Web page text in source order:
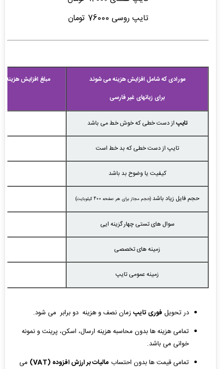
تایپ روسی 76000 تومان
مورادی که شامل افزایش هزینه می شوند
برای زبانهای غیر فارسی
مبلغ افزایش هزینه
تایپ از دست خطی که خوش خط می باشد
تایپ از دست خطی که بد خط است
کیفیت یا وضوح بد باشد
حجم فایل زیاد باشد(حجم مجاز برای هر صفحه 400 کیلوبایت)
سوال های تستی چهار گزینه ایی
زمینه های تخصصی
زمینه عمومی تایپ
در تحویل فوری تایپزمان نصف و هزینه دو برابر می شود.
تمامی هزینه ها بدون محاسبه هزینه ارسال، اسکن، پرینت و نمونه
خوانی می باشد.
تمامی قیمت ها بدون احتساب مالیات بر ارزش افزوده (VAT)
می